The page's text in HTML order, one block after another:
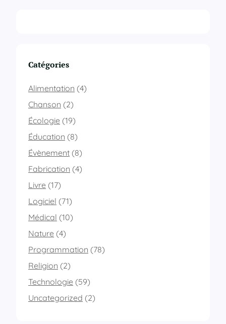
Catégories
Alimentation (4)
Chanson (2)
Écologie (19)
Éducation (8)
Évènement (8)
Fabrication (4)
Livre (17)
Logiciel (71)
Médical (10)
Nature (4)
Programmation (78)
Religion (2)
Technologie (59)
Uncategorized (2)